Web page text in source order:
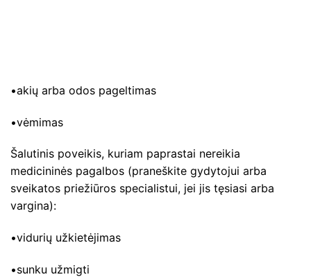
•akių arba odos pageltimas
•vėmimas
Šalutinis poveikis, kuriam paprastai nereikia
medicininės pagalbos (praneškite gydytojui arba
sveikatos priežiūros specialistui, jei jis tęsiasi arba
vargina):
•vidurių užkietėjimas
•sunku užmigti